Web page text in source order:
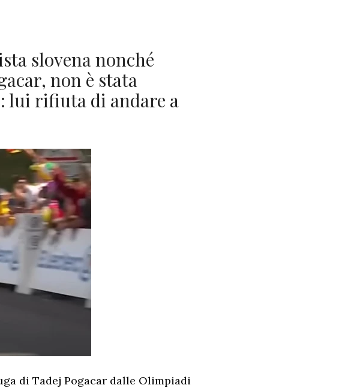
slovena nonché
non è stata
lui rifiuta di andare a
di Tadej Pogacar dalle Olimpiadi